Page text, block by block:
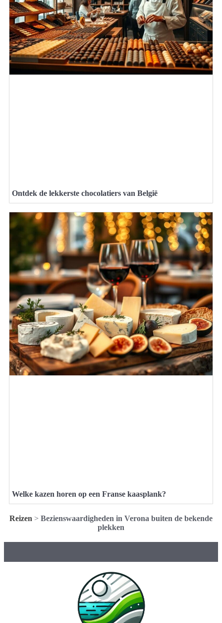
Ontdek de lekkerste chocolatiers van België
Welke kazen horen op een Franse kaasplank?
Reizen > Bezienswaardigheden in Verona buiten de bekende
plekken